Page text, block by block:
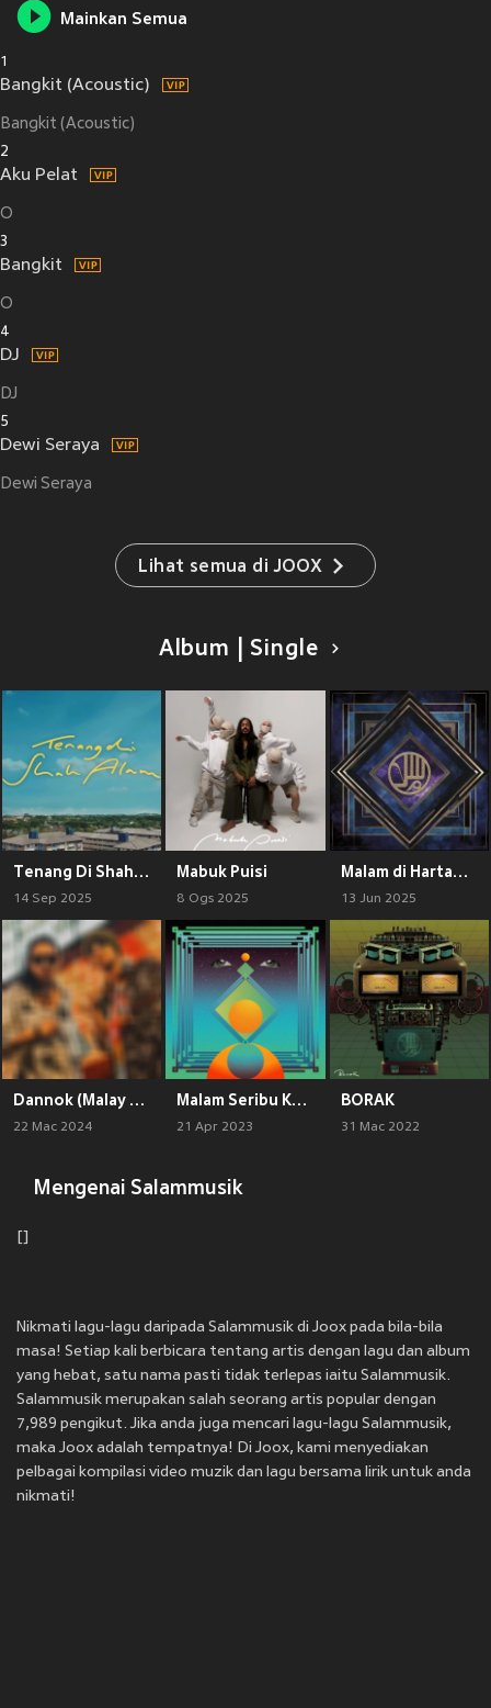
Mainkan Semua
1
Bangkit (Acoustic)
Bangkit (Acoustic)
2
Aku Pelat
O
3
Bangkit
O
4
DJ
DJ
5
Dewi Seraya
Dewi Seraya
Lihat semua di JOOX
Album | Single
Tenang Di Shah Alam
14 Sep 2025
Mabuk Puisi
8 Ogs 2025
Malam di Hartamas (Live)
13 Jun 2025
Dannok (Malay Version)
22 Mac 2024
Malam Seribu Kalam (Live At Bsync Studio)
21 Apr 2023
BORAK
31 Mac 2022
Mengenai Salammusik
Nikmati lagu-lagu daripada Salammusik di Joox pada bila-bila
masa! Setiap kali berbicara tentang artis dengan lagu dan album
yang hebat, satu nama pasti tidak terlepas iaitu Salammusik.
Salammusik merupakan salah seorang artis popular dengan
7,989 pengikut. Jika anda juga mencari lagu-lagu Salammusik,
maka Joox adalah tempatnya! Di Joox, kami menyediakan
pelbagai kompilasi video muzik dan lagu bersama lirik untuk anda
nikmati!